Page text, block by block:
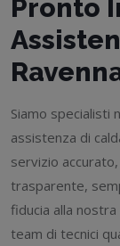
Pronto
Siamo specialisti
assistenza di
servizio
trasparente,
fiducia alla
team di tecnici